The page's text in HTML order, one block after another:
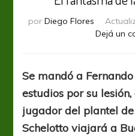
por Diego Flores
Dejá un
Se mandó a
estudios por su
jugador del plantel
Schelotto viajará a